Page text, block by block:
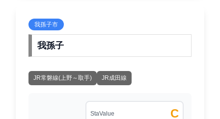
我孫子市
我孫子
JR常磐線(上野～取手) JR成田線
StaValue C